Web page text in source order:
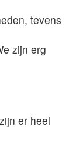
tevens
zijn erg
er heel